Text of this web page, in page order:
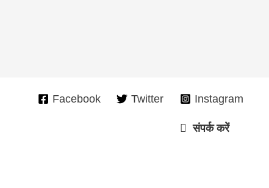
Facebook Twitter Instagram
संपर्क करें